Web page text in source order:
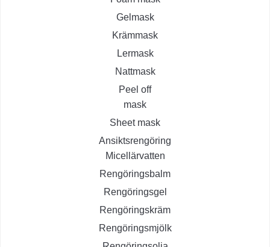
Gelmask
Krämmask
Lermask
Nattmask
Peel off
mask
Sheet mask
Ansiktsrengöring
Micellärvatten
Rengöringsbalm
Rengöringsgel
Rengöringskräm
Rengöringsmjölk